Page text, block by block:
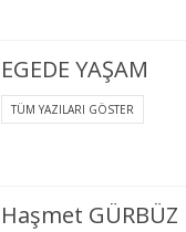
EGEDE YAŞAM
TÜM YAZILARI GÖSTER
Haşmet GÜRBÜZ